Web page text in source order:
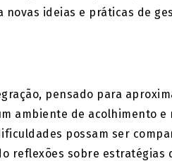
ideias e práticas de
pensado para
ambiente de acolhimento e
possam ser
reflexões sobre estratégias